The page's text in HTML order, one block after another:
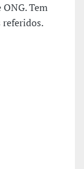
Tem
referidos.